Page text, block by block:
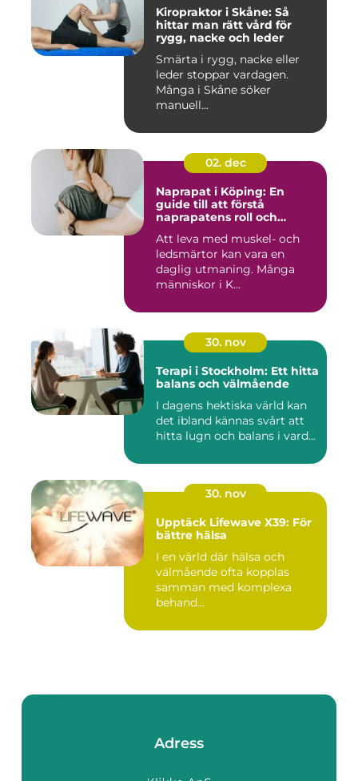
Kiropraktor i Skåne: Så
hittar man rätt vård för
rygg, nacke och leder
Smärta i rygg, nacke eller
leder stoppar vardagen.
Många i Skåne söker
manuell...
02. dec
Naprapat i Köping: En
guide till att förstå
naprapatens roll och
Att leva med muskel- och
ledsmärtor kan vara en
daglig utmaning. Många
människor i K...
30. nov
Terapi i Stockholm: Ett hitta
balans och välmående
I dagens hektiska värld kan
det ibland kännas svårt att
hitta lugn och balans i vard...
30. nov
Upptäck Lifewave X39: För
bättre hälsa
I en värld där hälsa och
välmående ofta kopplas
samman med komplexa
behand...
Adress